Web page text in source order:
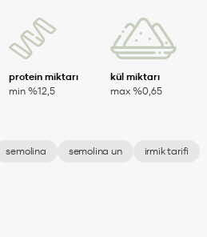
protein miktarı
min %12,5
kül miktarı
max %0,65
semolina semolina un irmik tarifi